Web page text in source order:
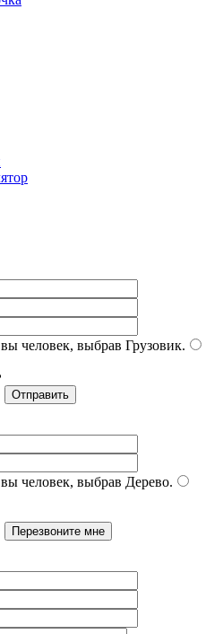
человек, выбрав Грузовик.
человек, выбрав Дерево.